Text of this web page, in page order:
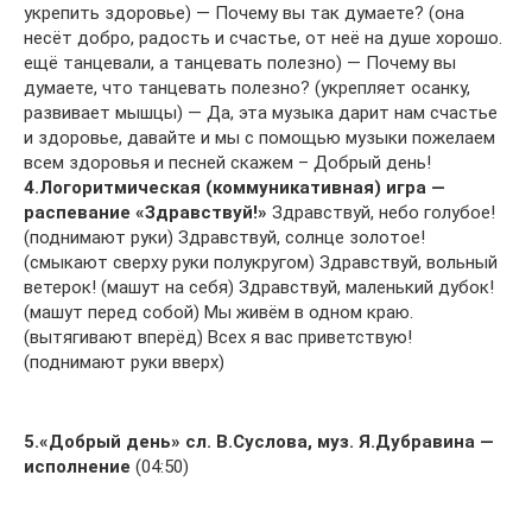
укрепить здоровье) — Почему вы так думаете? (она
несёт добро, радость и счастье, от неё на душе хорошо.
ещё танцевали, а танцевать полезно) — Почему вы
думаете, что танцевать полезно? (укрепляет осанку,
развивает мышцы) — Да, эта музыка дарит нам счастье
и здоровье, давайте и мы с помощью музыки пожелаем
всем здоровья и песней скажем – Добрый день!
4.Логоритмическая (коммуникативная) игра —
распевание «Здравствуй!» Здравствуй, небо голубое!
(поднимают руки) Здравствуй, солнце золотое!
(смыкают сверху руки полукругом) Здравствуй, вольный
ветерок! (машут на себя) Здравствуй, маленький дубок!
(машут перед собой) Мы живём в одном краю.
(вытягивают вперёд) Всех я вас приветствую!
(поднимают руки вверх)
5.«Добрый день» сл. В.Суслова, муз. Я.Дубравина —
исполнение (04:50)